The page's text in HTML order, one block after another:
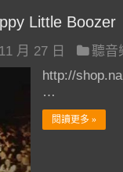
Little Boozer
月 27 日 聽音
http://
…
閱讀更多 »